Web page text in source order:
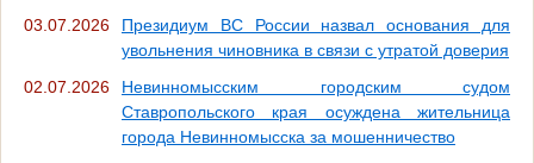
03.07.2026
Президиум ВС России назвал основания для
увольнения чиновника в связи с утратой доверия
02.07.2026
Невинномысским городским судом
Ставропольского края осуждена жительница
города Невинномысска за мошенничество